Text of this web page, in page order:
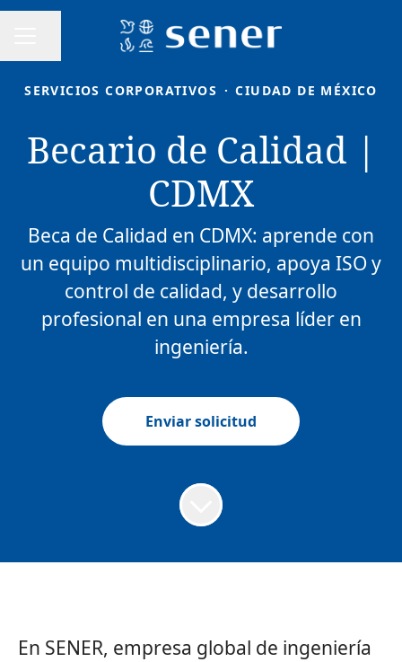
MENÚ DE EMPLEO
Compartir página
SERVICIOS CORPORATIVOS · CIUDAD DE MÉXICO
Becario de Calidad |
CDMX
Beca de Calidad en CDMX: aprende con
un equipo multidisciplinario, apoya ISO y
control de calidad, y desarrollo
profesional en una empresa líder en
ingeniería.
Enviar solicitud
En SENER, empresa global de ingeniería